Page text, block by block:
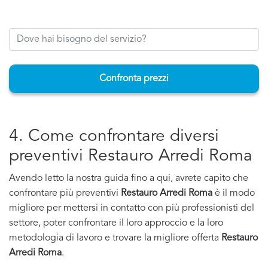
Confronta prezzi
4. Come confrontare diversi
preventivi Restauro Arredi Roma
Avendo letto la nostra guida fino a qui, avrete capito che
confrontare più preventivi Restauro Arredi Roma è il modo
migliore per mettersi in contatto con più professionisti del
settore, poter confrontare il loro approccio e la loro
metodologia di lavoro e trovare la migliore offerta Restauro
Arredi Roma.